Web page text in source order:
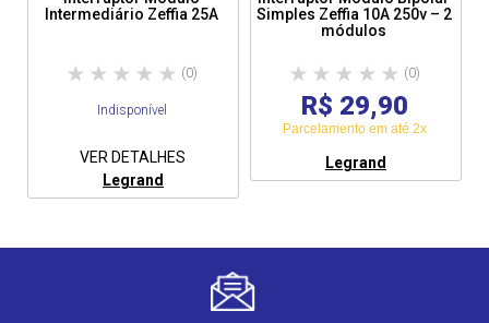
Intermediário Zeffia 25A
(0)
Indisponível
VER DETALHES
Legrand
Simples Zeffia 10A 250v – 2
módulos
(0)
R$ 29,90
Parcelamento em até 2x
Legrand